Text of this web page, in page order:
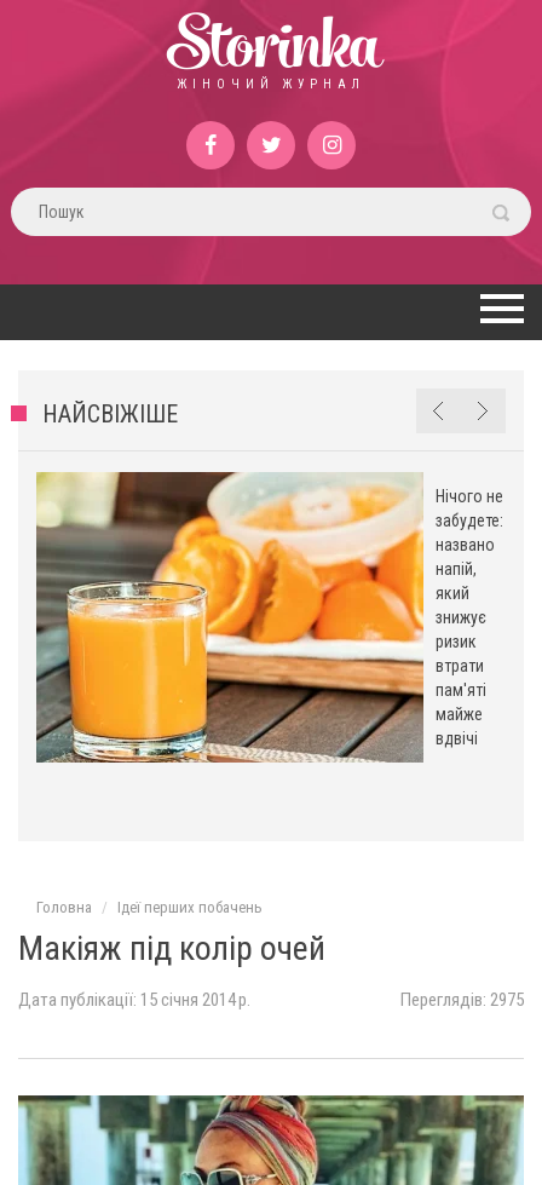
Storinka
ЖІНОЧИЙ ЖУРНАЛ
НАЙСВІЖІШЕ
Нічого не
забудете:
названо
напій,
який
знижує
ризик
втрати
пам'яті
майже
вдвічі
Головна Ідеї ​​перших побачень
Макіяж під колір очей
Дата публікації: 15 січня 2014 р. Переглядів: 2975